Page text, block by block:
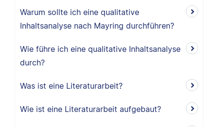
Warum sollte ich eine qualitative
Inhaltsanalyse nach Mayring durchführen?
Wie führe ich eine qualitative Inhaltsanalyse
durch?
Was ist eine Literaturarbeit?
Wie ist eine Literaturarbeit aufgebaut?